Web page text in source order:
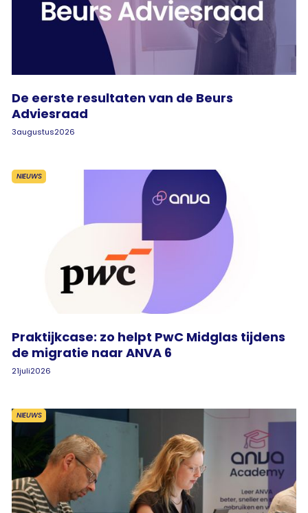
De eerste resultaten van de Beurs
Adviesraad
3augustus2026
NIEUWS
Praktijkcase: zo helpt PwC Midglas tijdens
de migratie naar ANVA 6
21juli2026
NIEUWS